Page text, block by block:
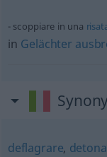
scoppiare in una
in Gelächter
deflagrare,